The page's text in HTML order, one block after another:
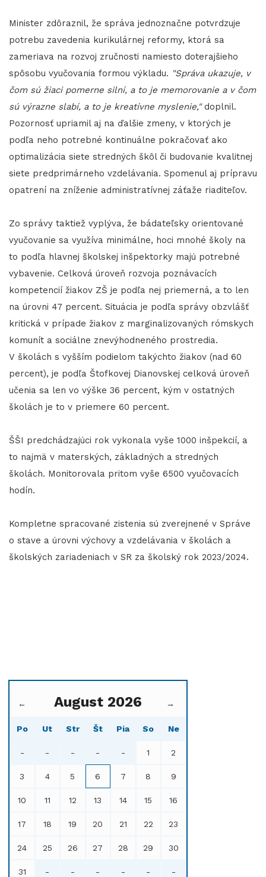
Minister zdôraznil, že správa jednoznačne potvrdzuje
potrebu zavedenia kurikulárnej reformy, ktorá sa
zameriava na rozvoj zručnosti namiesto doterajšieho
spôsobu vyučovania formou výkladu. "Správa ukazuje, v
čom sú žiaci pomerne silní, a to je memorovanie a v čom
sú výrazne slabí, a to je kreatívne myslenie,"doplnil.
Pozornosť upriamil aj na ďalšie zmeny, v ktorých je
podľa neho potrebné kontinuálne pokračovať ako
optimalizácia siete stredných škôl či budovanie kvalitnej
siete predprimárneho vzdelávania. Spomenul aj prípravu
opatrení na zníženie administratívnej záťaže riaditeľov.
Zo správy taktiež vyplýva, že bádateľsky orientované
vyučovanie sa využíva minimálne, hoci mnohé školy na
to podľa hlavnej školskej inšpektorky majú potrebné
vybavenie. Celková úroveň rozvoja poznávacích
kompetencií žiakov ZŠ je podľa nej priemerná, a to len
na úrovni 47 percent. Situácia je podľa správy obzvlášť
kritická v prípade žiakov z marginalizovaných rómskych
komunít a sociálne znevýhodneného prostredia.
V školách s vyšším podielom takýchto žiakov (nad 60
percent), je podľa Štofkovej Dianovskej celková úroveň
učenia sa len vo výške 36 percent, kým v ostatných
školách je to v priemere 60 percent.
ŠŠI predchádzajúci rok vykonala vyše 1000 inšpekcií, a
to najmä v materských, základných a stredných
školách. Monitorovala pritom vyše 6500 vyučovacích
hodín.
Kompletne spracované zistenia sú zverejnené v Správe
o stave a úrovni výchovy a vzdelávania v školách a
školských zariadeniach v SR za školský rok 2023/2024.
← August 2026 →
Po Ut Str Št Pia So Ne
- - - - - 1 2
3 4 5 6 7 8 9
10 11 12 13 14 15 16
17 18 19 20 21 22 23
24 25 26 27 28 29 30
31 - - - - - -